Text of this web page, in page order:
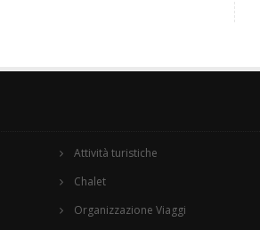
Attività turistiche
Chalet
Organizzazione Viaggi